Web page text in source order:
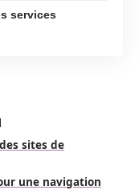
services
sites de
une navigation